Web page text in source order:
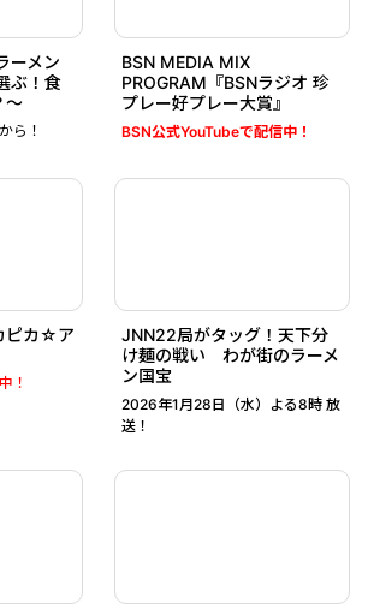
ーメン
ぶ！食
～
ら！
BSN MEDIA MIX
PROGRAM『BSNラジオ 珍
プレー好プレー大賞』
BSN公式YouTubeで配信中！
ピカ☆ア
！
JNN22局がタッグ！天下分
け麺の戦い わが街のラーメ
ン国宝
2026年1月28日（水）よる8時 放
送！